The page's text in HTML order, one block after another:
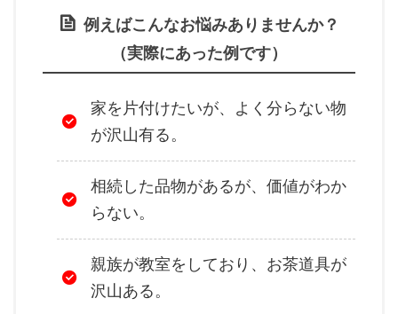
例えばこんなお悩みありませんか？
（実際にあった例です）
家を片付けたいが、よく分らない物
が沢山有る。
相続した品物があるが、価値がわか
らない。
親族が教室をしており、お茶道具が
沢山ある。